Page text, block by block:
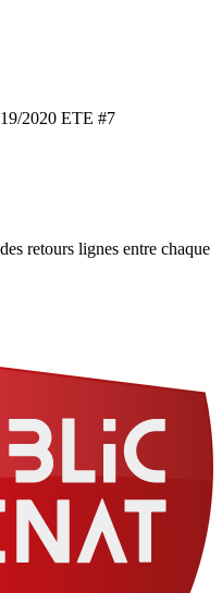
2020 ETE #7
retours lignes entre chaque